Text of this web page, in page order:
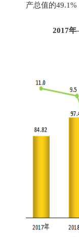
产总值的49.1%
2017